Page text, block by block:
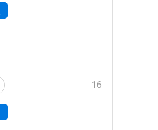
16